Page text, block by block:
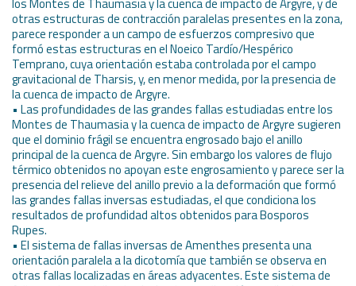
otras estructuras de contracción paralelas presentes en la zona,
parece responder a un campo de esfuerzos compresivo que
formó estas estructuras en el Noeico Tardío/Hespérico
Temprano, cuya orientación estaba controlada por el campo
gravitacional de Tharsis, y, en menor medida, por la presencia de
la cuenca de impacto de Argyre.
• Las profundidades de las grandes fallas estudiadas entre los
Montes de Thaumasia y la cuenca de impacto de Argyre sugieren
que el dominio frágil se encuentra engrosado bajo el anillo
principal de la cuenca de Argyre. Sin embargo los valores de flujo
térmico obtenidos no apoyan este engrosamiento y parece ser la
presencia del relieve del anillo previo a la deformación que formó
las grandes fallas inversas estudiadas, el que condiciona los
resultados de profundidad altos obtenidos para Bosporos
Rupes.
• El sistema de fallas inversas de Amenthes presenta una
orientación paralela a la dicotomía que también se observa en
otras fallas localizadas en áreas adyacentes. Este sistema de